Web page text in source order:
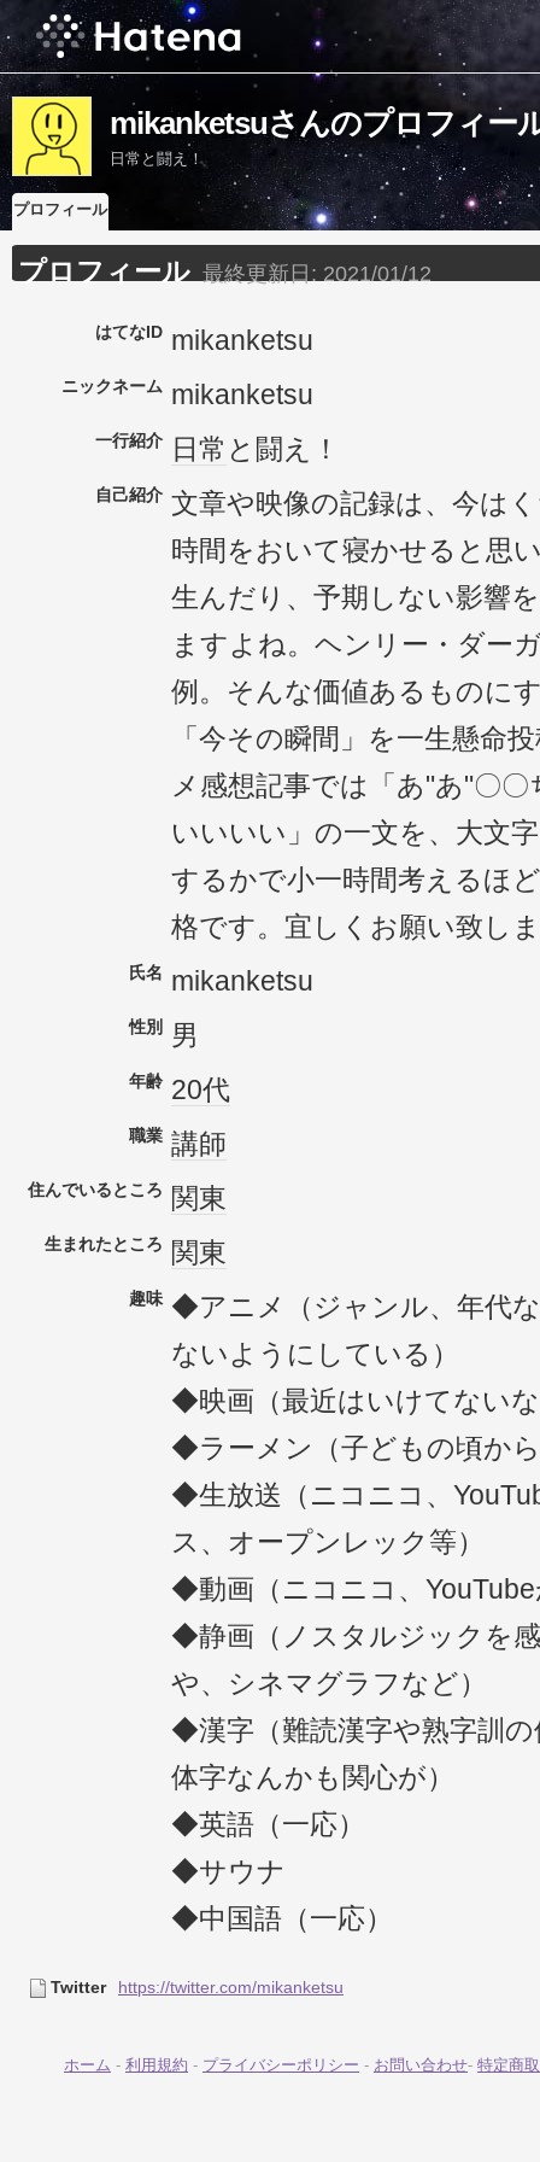
mikanketsuさんのプロフィー
日常と闘え！
プロフィール
プロフィール 最終更新日: 2021/01/12
はてなID mikanketsu
ニックネーム mikanketsu
一行紹介 日常 と闘え！
自己紹介 文章や映像の記録は、今は
時間をおいて寝かせると思
生んだり、予期しない影響
ますよね。ヘンリー・ダー
例。そんな価値あるものに
「今その瞬間」を一生懸命
メ感想記事では「あ"あ"〇
いいいい」の一文を、大文
するかで小一時間考えるほ
格です。宜しくお願い致し
氏名 mikanketsu
性別 男
年齢 20代
職業 講師
住んでいるところ 関東
生まれたところ 関東
趣味 ◆アニメ（ジャンル、年代
ないようにしている）
◆映画（最近はいけてない
◆ラーメン（子どもの頃か
◆生放送（ニコニコ、
ス、オープンレック等）
◆動画（ニコニコ、
◆静画（ノスタルジックを
や、シネマグラフなど）
◆漢字（難読漢字や熟字訓
体字なんかも関心が）
◆英語（一応）
◆サウナ
◆中国語（一応）
Twitter https://twitter.com/mikanketsu
ホーム - 利用規約 - プライバシーポリシー - お問い合わせ- 特定商